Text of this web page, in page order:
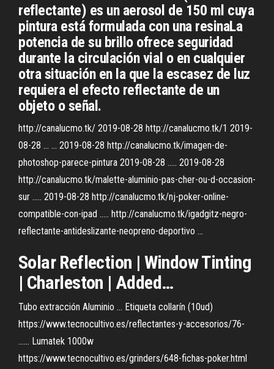
reflectante) es un aerosol de 150 ml cuya
pintura está formulada con una resinaLa
potencia de su brillo ofrece seguridad
durante la circulación vial o en cualquier
otra situación en la que la escasez de luz
requiera el efecto reflectante de un
objeto o señal.
http://canalucmo.tk/ 2019-08-28 http://canalucmo.tk/1 2019-
08-28 ... ... 2019-08-28 http://canalucmo.tk/imagen-de-
photoshop-parece-pintura 2019-08-28 ..... 2019-08-28
http://canalucmo.tk/malette-aluminio-pas-cher-ou-d-occasion-
sur ..... 2019-08-28 http://canalucmo.tk/nj-poker-online-
compatible-con-ipad ..... http://canalucmo.tk/igadgitz-negro-
reflectante-antideslizante-neopreno-deportivo ...
SolarReflection | Window Tinting
| Charleston | Added…
Tubo extracción Aluminio ... Etiqueta collarín (10ud)
https://www.tecnocultivo.es/reflectantes-y-accesorios/76-
...... Lumatek 1000w
https://www.tecnocultivo.es/grinders/648-fichas-poker.html